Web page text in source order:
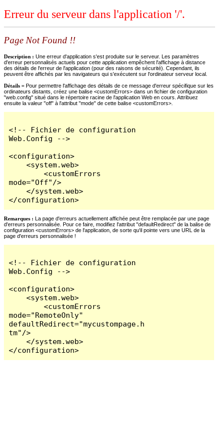
Erreur du serveur dans l'application '/'.
Page Not Found !!
Description : Une erreur d'application s'est produite sur le serveur. Les paramètres
d'erreur personnalisés actuels pour cette application empêchent l'affichage à distance
des détails de l'erreur de l'application (pour des raisons de sécurité). Cependant, ils
peuvent être affichés par les navigateurs qui s'exécutent sur l'ordinateur serveur local.
Détails = Pour permettre l'affichage des détails de ce message d'erreur spécifique sur les
ordinateurs distants, créez une balise <customErrors> dans un fichier de configuration
"web.config" situé dans le répertoire racine de l'application Web en cours. Attribuez
ensuite la valeur "off" à l'attribut "mode" de cette balise <customErrors>.
<!-- Fichier de configuration
Web.Config -->
<configuration>
    <system.web>
        <customErrors
mode="Off"/>
    </system.web>
</configuration>
Remarques : La page d'erreurs actuellement affichée peut être remplacée par une page
d'erreurs personnalisée. Pour ce faire, modifiez l'attribut "defaultRedirect" de la balise de
configuration <customErrors> de l'application, de sorte qu'il pointe vers une URL de la
page d'erreurs personnalisée !
<!-- Fichier de configuration
Web.Config -->
<configuration>
    <system.web>
        <customErrors
mode="RemoteOnly"
defaultRedirect="mycustompage.h
tm"/>
    </system.web>
</configuration>